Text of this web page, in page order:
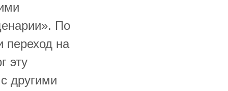
По
переход на
эту
другими